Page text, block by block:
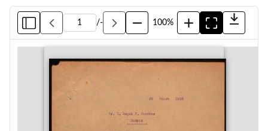
/- 100%